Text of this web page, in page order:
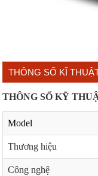
THÔNG SỐ KĨ
THÔNG SỐ KỸ
Model
Thương hiệu
Công nghệ